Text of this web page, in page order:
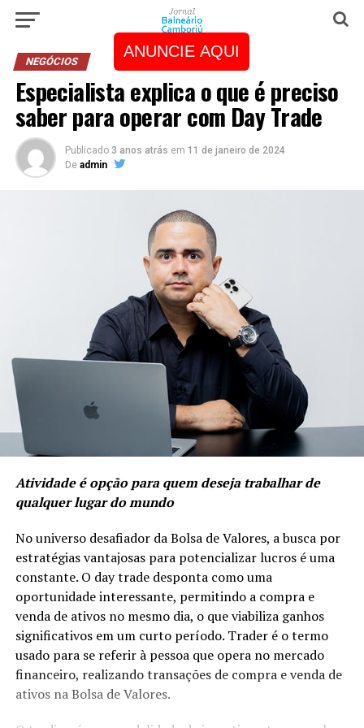
ANUNCIE AQUI
NEGÓCIOS
Especialista explica o que é preciso
saber para operar com Day Trade
Publicado 3 anos atrás em 11 de janeiro de 2024
De admin
Atividade é opção para quem deseja trabalhar de
qualquer lugar do mundo
No universo desafiador da Bolsa de Valores, a busca por
estratégias vantajosas para potencializar lucros é uma
constante. O day trade desponta como uma
oportunidade interessante, permitindo a compra e
venda de ativos no mesmo dia, o que viabiliza ganhos
significativos em um curto período. Trader é o termo
usado para se referir à pessoa que opera no mercado
financeiro, realizando transações de compra e venda de
ativos na Bolsa de Valores.